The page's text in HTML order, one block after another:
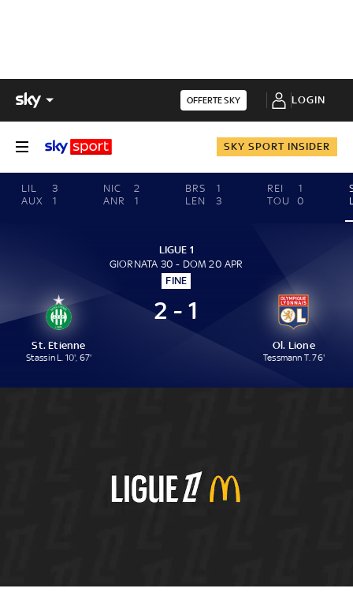
OFFERTE SKY LOGIN
SKY SPORT INSIDER
LIL
3
AUX
1
NIC
2
ANR
1
BRS
1
LEN
3
REI
1
TOU
0
LIGUE 1
GIORNATA 30 - DOM 20 APR
FINE
St. Etienne
Stassin L. 10', 67'
2 - 1
Ol. Lione
Tessmann T. 76'
2 - 1